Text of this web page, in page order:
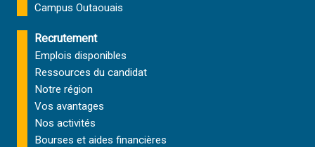
Campus Outaouais
Recrutement
Emplois disponibles
Ressources du candidat
Notre région
Vos avantages
Nos activités
Bourses et aides financières